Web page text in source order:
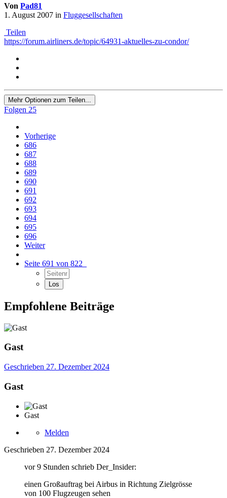
Von Pad81
1. August 2007 in Fluggesellschaften
Teilen
https://forum.airliners.de/topic/64931-aktuelles-zu-condor/
Mehr Optionen zum Teilen...
Folgen 25
Vorherige
686
687
688
689
690
691
692
693
694
695
696
Weiter
Seite 691 von 822
Empfohlene Beiträge
Gast
Geschrieben 27. Dezember 2024
Gast
Gast
Melden
Geschrieben 27. Dezember 2024
vor 9 Stunden schrieb Der_Insider:
einen Großauftrag bei Airbus in Richtung Zielgrösse
von 100 Flugzeugen sehen